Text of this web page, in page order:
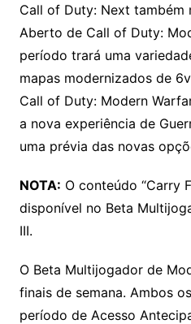
Call of Duty: Next também
Aberto de Call of Duty:
período trará uma
mapas modernizados de
Call of Duty: Modern
a nova experiência de
uma prévia das novas
NOTA: O conteúdo “Carry
disponível no Beta
III.
O Beta Multijogador de
finais de semana. Ambos
período de Acesso